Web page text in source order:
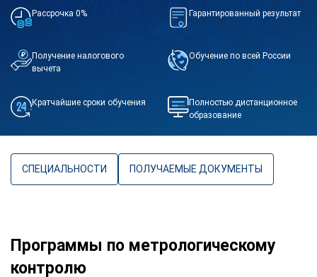
Рассрочка 0% Гарантированный результат
Получение налогового
вычета
Обучение по всей России
Кратчайшие сроки обучения
Полностью дистанционное
образование
СПЕЦИАЛЬНОСТИ ПОЛУЧАЕМЫЕ ДОКУМЕНТЫ
Программы по метрологическому
контролю